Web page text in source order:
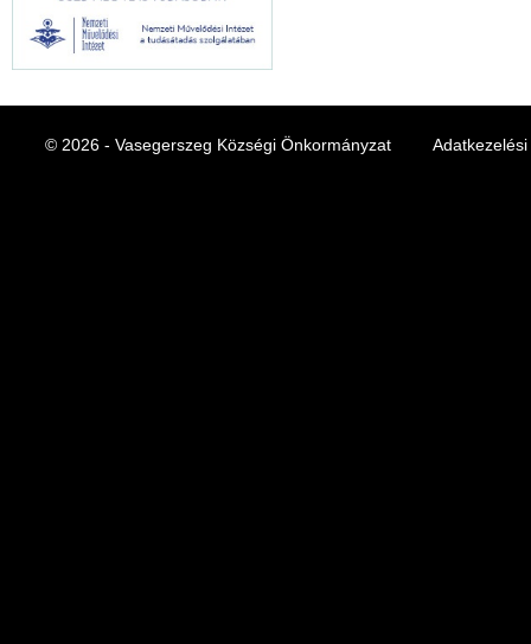
© 2026 - Vasegerszeg Községi Önkormányzat